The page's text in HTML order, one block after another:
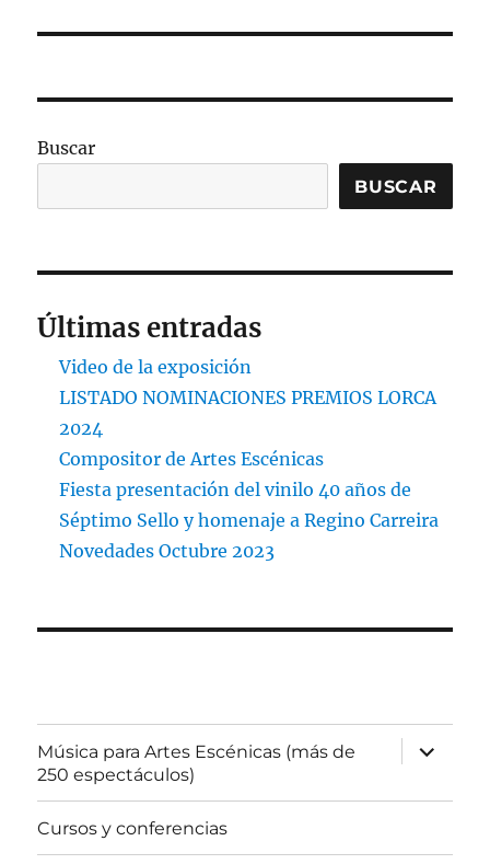
Buscar
BUSCAR
Últimas entradas
Video de la exposición
LISTADO NOMINACIONES PREMIOS LORCA
2024
Compositor de Artes Escénicas
Fiesta presentación del vinilo 40 años de
Séptimo Sello y homenaje a Regino Carreira
Novedades Octubre 2023
Música para Artes Escénicas (más de
250 espectáculos)
expande
el
inferior
Cursos y conferencias